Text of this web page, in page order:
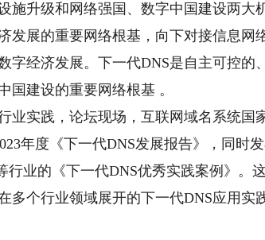
升级和网络强国、数字中国建设两大
发展的重要网络根基，向下对接信息网
字经济发展。下一代DNS是自主可控的
国建设的重要网络根基 。
实践，论坛现场，互联网域名系统国
年度《下一代DNS发展报告》，同时
业的《下一代DNS优秀实践案例》。
多个行业领域展开的下一代DNS应用实